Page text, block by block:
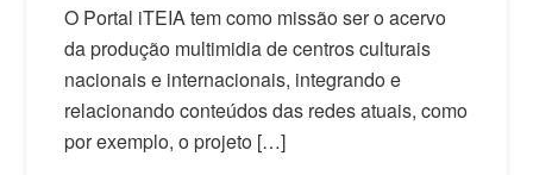
O Portal iTEIA tem como missão ser o acervo
da produção multimidia de centros culturais
nacionais e internacionais, integrando e
relacionando conteúdos das redes atuais, como
por exemplo, o projeto […]